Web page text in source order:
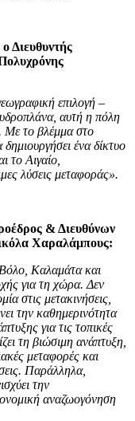
ο Διευθυντής
επιλογή –
αυτή η πόλη
Με το βλέμμα στο
ένα δίκτυο
το Αιγαίο,
λύσεις μεταφοράς».
& Διευθύνων
Χαραλάμπους:
Καλαμάτα και
για τη χώρα. Δεν
στις μετακινήσεις,
την καθημερινότητα
για τις τοπικές
τη βιώσιμη ανάπτυξη,
μεταφορές και
Παράλληλα,
την
αναζωογόνηση